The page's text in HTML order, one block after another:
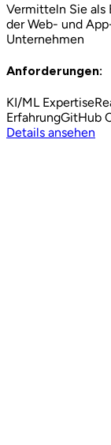
Vermitteln Sie als
der Web- und
Unternehmen
Anforderungen:
KI/ML Expertise
ErfahrungGitHub
Details ansehen